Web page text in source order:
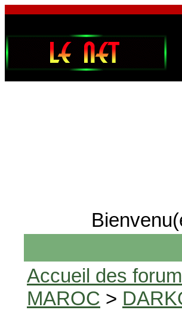
Accueil des
MAROC >